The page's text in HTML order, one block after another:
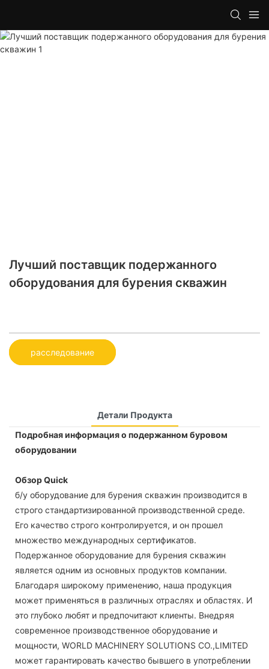
Лучший поставщик подержанного
оборудования для бурения скважин
расследование
Детали Продукта
Подробная информация о подержанном буровом
оборудовании
Обзор Quick
б/у оборудование для бурения скважин производится в
строго стандартизированной производственной среде.
Его качество строго контролируется, и он прошел
множество международных сертификатов.
Подержанное оборудование для бурения скважин
является одним из основных продуктов компании.
Благодаря широкому применению, наша продукция
может применяться в различных отраслях и областях. И
это глубоко любят и предпочитают клиенты. Внедряя
современное производственное оборудование и
мощности, WORLD MACHINERY SOLUTIONS CO.,LIMITED
может гарантировать качество бывшего в употреблении